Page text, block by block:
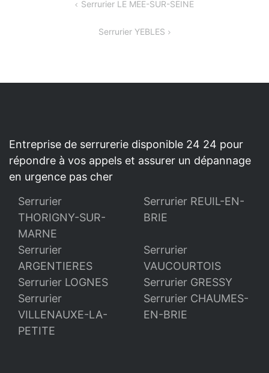
NAVIGATION Serrurier LE MEE-SUR-SEINE
Serrurier YEBLES
Entreprise de serrurerie disponible 24 24 pour
répondre à vos appels et assurer un dépannage
en urgence pas cher
Serrurier
THORIGNY-SUR-
MARNE
Serrurier REUIL-EN-
BRIE
Serrurier
ARGENTIERES
Serrurier
VAUCOURTOIS
Serrurier LOGNES
Serrurier GRESSY
Serrurier
VILLENAUXE-LA-
PETITE
Serrurier CHAUMES-
EN-BRIE